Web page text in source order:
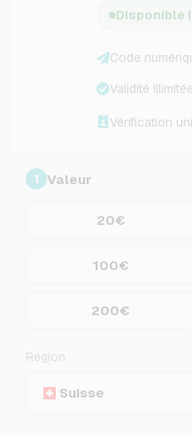
Disponible
Code
Validité illimitée
Vérification
1 Valeur
20€
100€
200€
Région
Suisse